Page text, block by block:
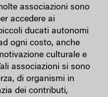
associazioni sono
accedere ai
ducati autonomi
ogni costo, anche
culturale e
associazioni si sono
di organismi in
dei contributi,